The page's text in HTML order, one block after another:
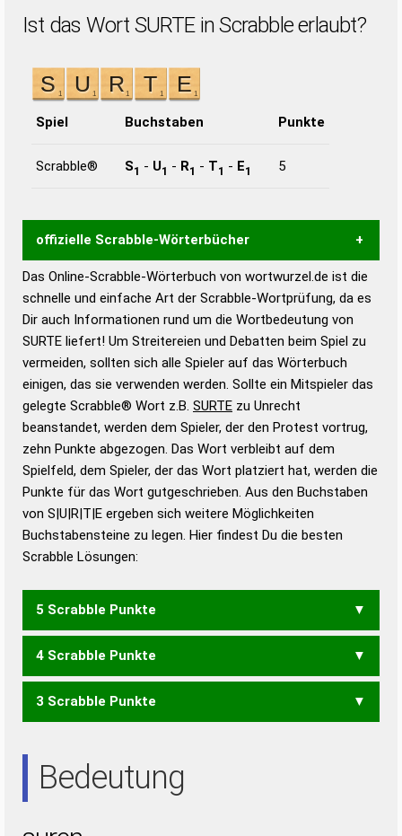
Ist das Wort SURTE in Scrabble erlaubt?
Spiel Buchstaben Punkte
Scrabble® S1 - U1 - R1 - T1 - E1 5
offizielle Scrabble-Wörterbücher
Wortwurzel liefert mit Hilfe eines semantischen
Wortanalyse-Algorithmus gute Anhaltspunkte zu
Wortbedeutung, Worttrennung und Wortform, um die
Gültigkeit eines Wortes für das Scrabble-Spiel zu
bestimmen!
zugelassene Turnier Scrabble-
Wörterbücher sind:
Duden – Standardwerk in 12 Bänden
Duden – Richtiges und gutes
Deutsch
Duden – Die deutsche Grammatik
Duden – Deutsches
Das Online-Scrabble-Wörterbuch von wortwurzel.de ist die
schnelle und einfache Art der Scrabble-Wortprüfung, da es
Dir auch Informationen rund um die Wortbedeutung von
SURTE liefert! Um Streitereien und Debatten beim Spiel zu
vermeiden, sollten sich alle Spieler auf das Wörterbuch
einigen, das sie verwenden werden. Sollte ein Mitspieler das
gelegte Scrabble® Wort z.B. SURTE zu Unrecht
beanstandet, werden dem Spieler, der den Protest vortrug,
zehn Punkte abgezogen. Das Wort verbleibt auf dem
Spielfeld, dem Spieler, der das Wort platziert hat, werden die
Punkte für das Wort gutgeschrieben. Aus den Buchstaben
von S|U|R|T|E ergeben sich weitere Möglichkeiten
Buchstabensteine zu legen. Hier findest Du die besten
Scrabble Lösungen:
5 Scrabble Punkte
REUST STREU STURE
4 Scrabble Punkte
ERST REST REUT RUTE
URST USER UTES
3 Scrabble Punkte
Bedeutung